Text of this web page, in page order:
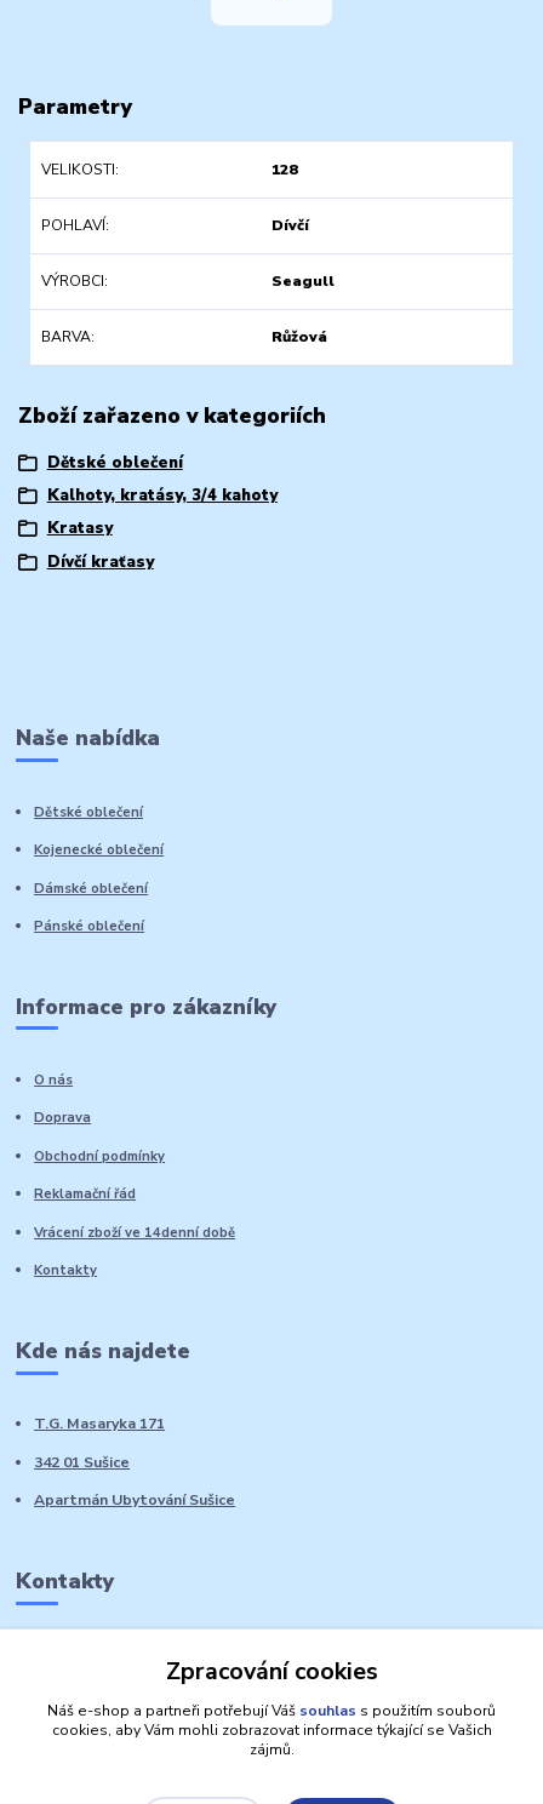
Parametry
VELIKOSTI 128
POHLAVÍ Dívčí
VÝROBCI Seagull
BARVA Růžová
Zboží zařazeno v kategoriích
Dětské oblečení
Kalhoty, kratásy, 3/4 kahoty
Kratasy
Dívčí kraťasy
Naše nabídka
Dětské oblečení
Kojenecké oblečení
Dámské oblečení
Pánské oblečení
Informace pro zákazníky
O nás
Doprava
Obchodní podmínky
Reklamační řád
Vrácení zboží ve 14denní době
Kontakty
Kde nás najdete
T.G. Masaryka 171
342 01 Sušice
Apartmán Ubytování Sušice
Kontakty
Zpracování cookies
Náš e-shop a partneři potřebují Váš souhlas s použitím souborů
cookies, aby Vám mohli zobrazovat informace týkající se Vašich
zájmů.